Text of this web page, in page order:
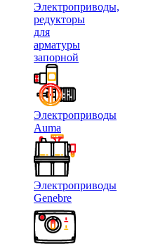
Электроприводы,
редукторы
для
арматуры
запорной
Электроприводы
Auma
Электроприводы
Genebre